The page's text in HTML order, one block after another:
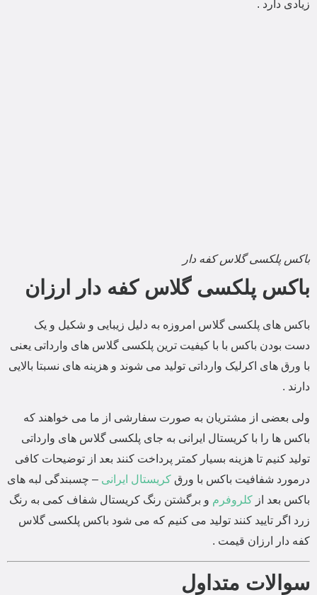
زیادی دارد .
باکس پلکسی گلاس کفه دار
باکس پلکسی گلاس کفه دار ارزان
باکس های پلکسی گلاس امروزه به دلیل زیبایی و شکیل و یک
دست بودن باکس با با کیفیت ترین پلکسی گلاس های وارداتی یعنی
با ورق های اکرلیک وارداتی تولید می شوند و هزینه های نسبتا بالایی
دارند .
ولی بعضی از مشتریان به صورت سفارشی از ما می خواهند که
باکس ها را با کریستال ایرانی به جای پلکسی گلاس های وارداتی
تولید کنیم تا هزینه بسیار کمتر پرداخت کنند بعد از توضیحات کافی
درمورد شفافیت باکس با ورق کریستال ایرانی – چسبندگی لبه های
باکس بعد از کلروفرم و برگشتن رنگ کریستال شفاف کمی به رنگ
زرد اگر تایید کنند تولید می کنیم که می شود باکس پلکسی گلاس
کفه دار ارزان قیمت .
سوالات متداول